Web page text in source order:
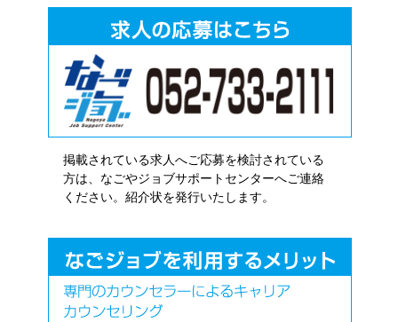
掲載されている求人へご応募を検討されている
方は、なごやジョブサポートセンターへご連絡
ください。紹介状を発行いたします。